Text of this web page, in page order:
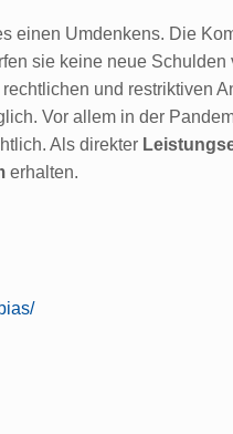
einen Umdenkens. Die
sie keine neue
und restriktiven
Vor allem in der
Als direkter
erhalten.